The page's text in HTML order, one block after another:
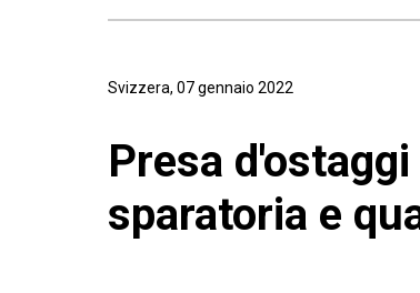
Svizzera, 07 gennaio 2022
Presa
sparatoria e